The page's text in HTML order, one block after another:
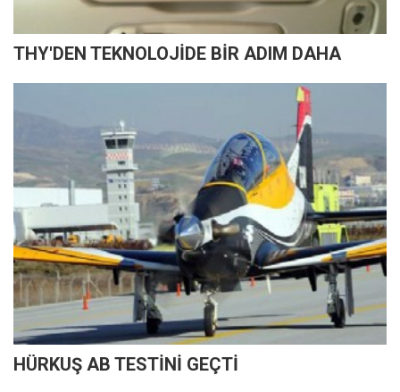
THY'DEN TEKNOLOJİDE BİR ADIM DAHA
HÜRKUŞ AB TESTİNİ GEÇTİ